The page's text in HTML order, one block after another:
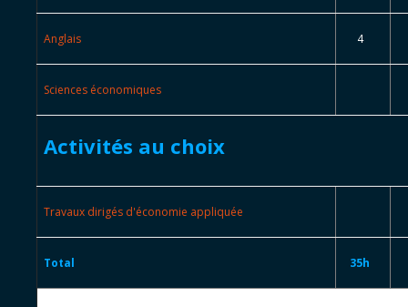
Anglais 4
Sciences économiques
Activités au choix
Travaux dirigés d'économie appliquée
Total 35h